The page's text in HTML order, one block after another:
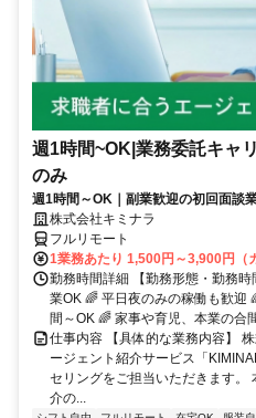
週1時間~OK|業務委託キャ
のみ
週1時間～OK｜副業歓迎の初回面談
株式会社キミナラ
フルリモート
1業務あたり 1,500円～3,900円（
勤務時間詳細 【勤務形態・勤務
業OK 🌈 平日夜のみの稼働も歓迎
間～OK 🌈 家事や育児、本業の合
仕事内容 【具体的な業務内容】
ージェント紹介サービス「
セリングをご担当いただきます。
介の...